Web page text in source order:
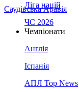
Саудівська Аравія
Ліга націй
ЧС 2026
Чемпіонати
Англія
Іспанія
АПЛ Top News